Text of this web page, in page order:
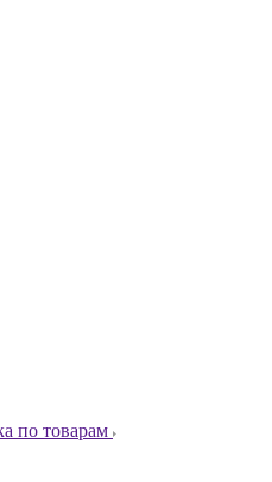
по товарам